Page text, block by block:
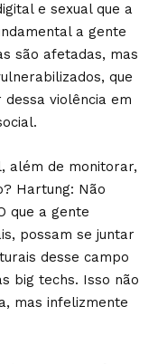
e sexual que a
a gente
são afetadas, mas
que
violência em
além de monitorar,
Hartung: Não
que a gente
possam se juntar
desse campo
big techs. Isso não
mas infelizmente